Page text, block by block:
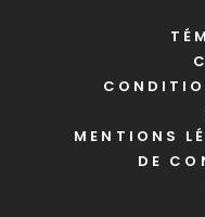
MENTIONS
DE